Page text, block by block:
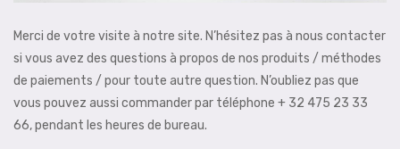
Merci de votre visite à notre site. N’hésitez pas à nous contacter
si vous avez des questions à propos de nos produits / méthodes
de paiements / pour toute autre question. N’oubliez pas que
vous pouvez aussi commander par téléphone + 32 475 23 33
66, pendant les heures de bureau.